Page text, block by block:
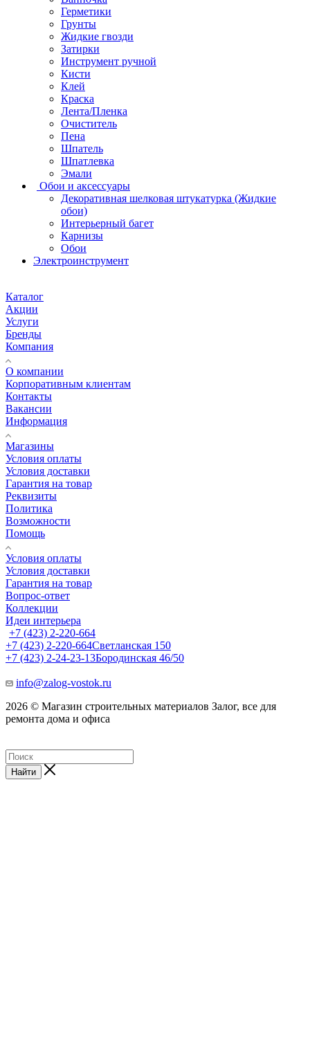
Герметики
Грунты
Жидкие гвозди
Затирки
Инструмент ручной
Кисти
Клей
Краска
Лента/Пленка
Очиститель
Пена
Шпатель
Шпатлевка
Эмали
Обои и аксессуары
Декоративная шелковая штукатурка (Жидкие
обои)
Интерьерный багет
Карнизы
Обои
Электроинструмент
Каталог
Акции
Услуги
Бренды
Компания
О компании
Корпоративным клиентам
Контакты
Вакансии
Информация
Магазины
Условия оплаты
Условия доставки
Гарантия на товар
Реквизиты
Политика
Возможности
Помощь
Условия оплаты
Условия доставки
Гарантия на товар
Вопрос-ответ
Коллекции
Идеи интерьера
+7 (423) 2-220-664
+7 (423) 2-220-664Светланская 150
+7 (423) 2-24-23-13Бородинская 46/50
info@zalog-vostok.ru
2026 © Магазин строительных материалов Залог, все для
ремонта дома и офиса
Найти